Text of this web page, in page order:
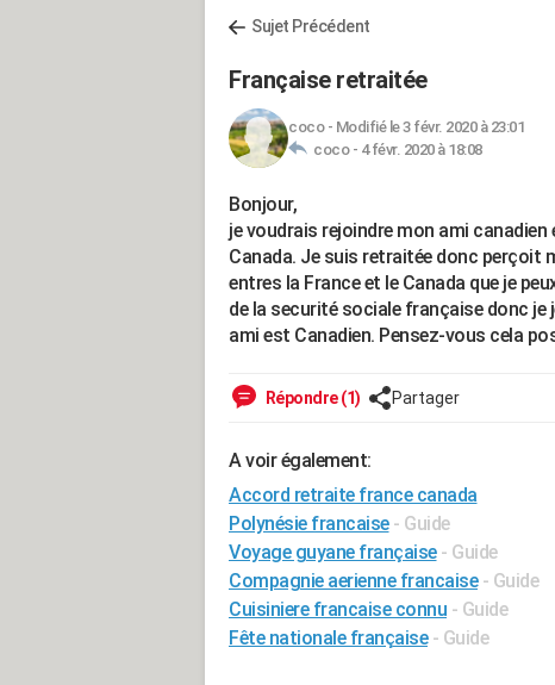
Sujet Précédent
Française retraitée
coco- Modifié le 3 févr. 2020 à 23:01
coco - 4 févr. 2020 à 18:08
Bonjour,
je voudrais rejoindre mon ami
Canada. Je suis retraitée donc perçoit
entres la France et le Canada que je
de la securité sociale française donc je
ami est Canadien. Pensez-vous cela
Répondre (1) Partager
A voir également:
Accord retraite france canada
Polynésie francaise - Guide
Voyage guyane française - Guide
Compagnie aerienne francaise - Guide
Cuisiniere francaise connu - Guide
Fête nationale française - Guide